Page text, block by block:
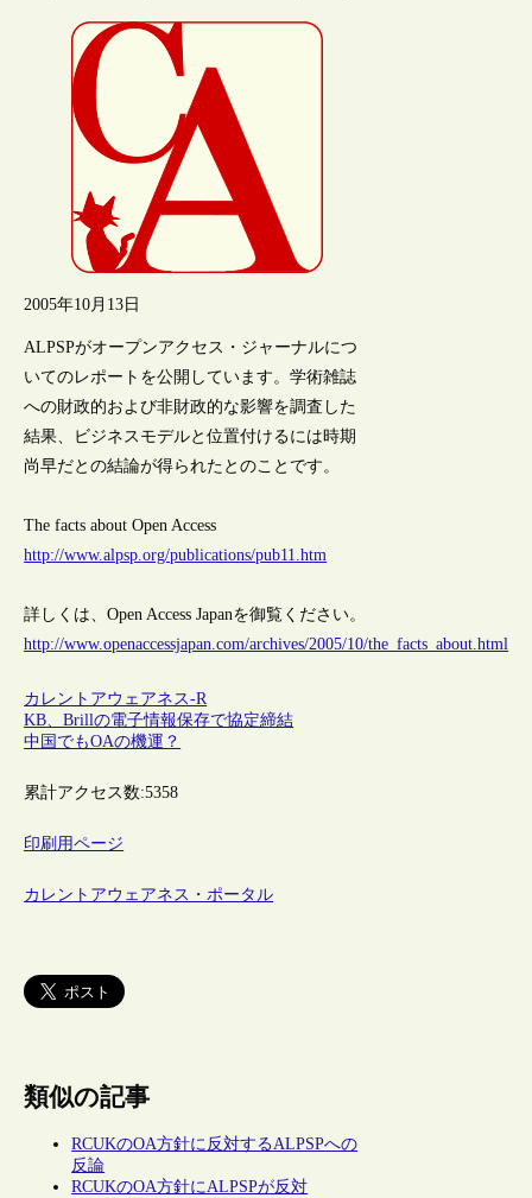
2005年10月13日
ALPSPがオープンアクセス・ジャーナルにつ
いてのレポートを公開しています。学術雑誌
への財政的および非財政的な影響を調査した
結果、ビジネスモデルと位置付けるには時期
尚早だとの結論が得られたとのことです。
The facts about Open Access
http://www.alpsp.org/publications/pub11.htm
詳しくは、Open Access Japanを御覧ください。
http://www.openaccessjapan.com/archives/2005/10/the_facts_about.html
カレントアウェアネス-R
KB、Brillの電子情報保存で協定締結
中国でもOAの機運？
累計アクセス数:5358
印刷用ページ
カレントアウェアネス・ポータル
類似の記事
RCUKのOA方針に反対するALPSPへの
反論
RCUKのOA方針にALPSPが反対